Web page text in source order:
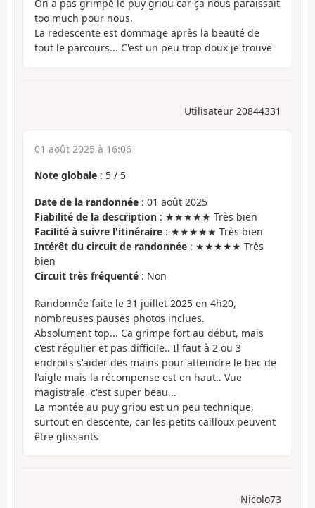
On a pas grimpé le puy griou car ça nous paraissait
too much pour nous.
La redescente est dommage après la beauté de
tout le parcours... C'est un peu trop doux je trouve
Utilisateur 20844331
01 août 2025 à 16:06
Note globale : 5 / 5
Date de la randonnée : 01 août 2025
Fiabilité de la description : ★★★★★ Très bien
Facilité à suivre l'itinéraire : ★★★★★ Très bien
Intérêt du circuit de randonnée : ★★★★★ Très
bien
Circuit très fréquenté : Non
Randonnée faite le 31 juillet 2025 en 4h20,
nombreuses pauses photos inclues.
Absolument top... Ca grimpe fort au début, mais
c'est régulier et pas difficile.. Il faut à 2 ou 3
endroits s'aider des mains pour atteindre le bec de
l'aigle mais la récompense est en haut.. Vue
magistrale, c'est super beau...
La montée au puy griou est un peu technique,
surtout en descente, car les petits cailloux peuvent
être glissants
Nicolo73